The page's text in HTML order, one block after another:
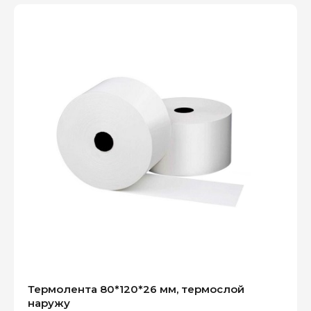
Термолента 80*120*26 мм, термослой
наружу